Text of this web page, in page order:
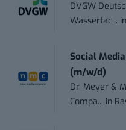
DVGW
Wasserfac... in
Social
(m/w/d)
Dr. Meyer &
Compa... in